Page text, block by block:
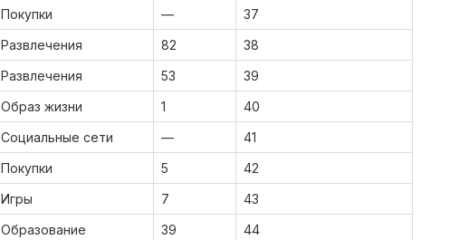
Покупки —
37
Развлечения 82
38
Развлечения 53
39
Образ жизни 1
40
Социальные сети —
41
Покупки 5
42
Игры 7
43
Образование 39
44